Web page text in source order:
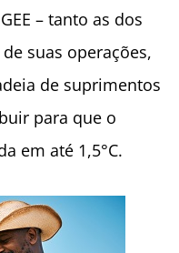
– tanto as dos
suas operações,
de suprimentos
para que o
em até 1,5°C.